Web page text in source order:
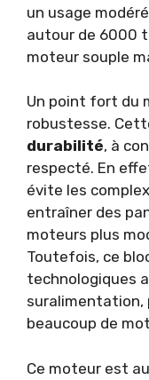
un usage
autour de 6000
moteur souple
Un point fort du
robustesse.
durabilité, à
respecté. En
évite les
entraîner des
moteurs plus
Toutefois, ce
technologiques
suralimentation,
beaucoup de
Ce moteur est